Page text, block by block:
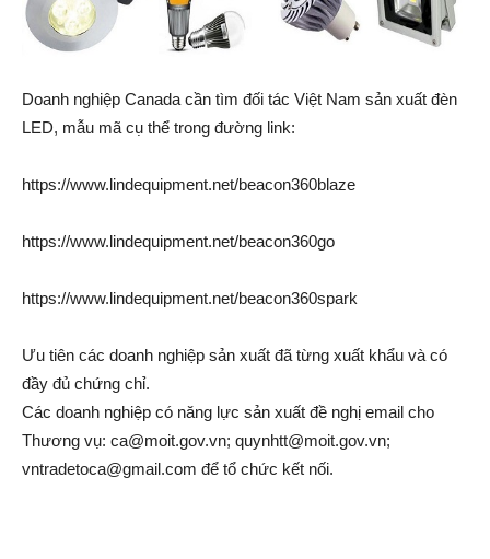
Doanh nghiệp Canada cần tìm đối tác Việt Nam sản xuất đèn
LED, mẫu mã cụ thể trong đường link:
https://www.lindequipment.net/beacon360blaze
https://www.lindequipment.net/beacon360go
https://www.lindequipment.net/beacon360spark
Ưu tiên các doanh nghiệp sản xuất đã từng xuất khẩu và có
đầy đủ chứng chỉ.
Các doanh nghiệp có năng lực sản xuất đề nghị email cho
Thương vụ: ca@moit.gov.vn; quynhtt@moit.gov.vn;
vntradetoca@gmail.com để tổ chức kết nối.